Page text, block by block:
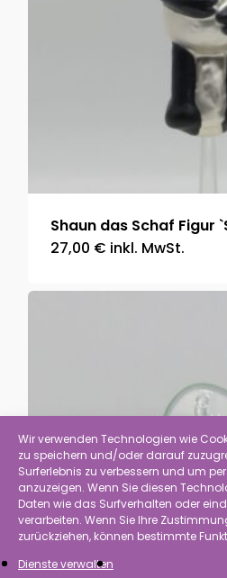
Wir verwenden Technologien wie
zu speichern und/oder darauf
Surferlebnis zu verbessern und um
anzuzeigen. Wenn Sie diesen
Daten wie das Surfverhalten oder
verarbeiten. Wenn Sie Ihre
zurückziehen, können bestimmte
Dienste verwalten
Shaun das Schaf Figur
27,00 € inkl. MwSt.